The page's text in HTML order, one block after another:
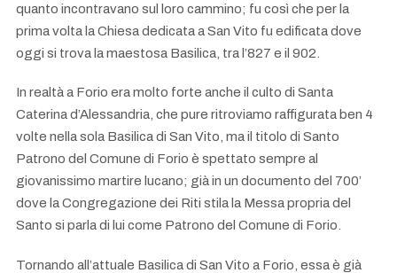
quanto incontravano sul loro cammino; fu così che per la
prima volta la Chiesa dedicata a San Vito fu edificata dove
oggi si trova la maestosa Basilica, tra l’827 e il 902.
In realtà a Forio era molto forte anche il culto di Santa
Caterina d’Alessandria, che pure ritroviamo raffigurata ben 4
volte nella sola Basilica di San Vito, ma il titolo di Santo
Patrono del Comune di Forio è spettato sempre al
giovanissimo martire lucano; già in un documento del 700’
dove la Congregazione dei Riti stila la Messa propria del
Santo si parla di lui come Patrono del Comune di Forio.
Tornando all’attuale Basilica di San Vito a Forio, essa è già